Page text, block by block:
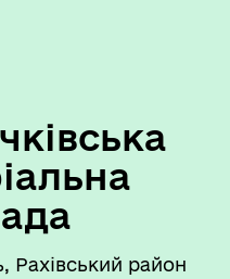
Рахівський район